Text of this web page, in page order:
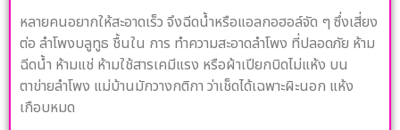
หลายคนอยากให้สะอาดเร็ว จึงฉีดน้ำหรือแอลกอฮอล์จัด ๆ ซึ่งเสี่ยง
ต่อ ลำโพงบลูทูธ ชื้นใน การ ทำความสะอาดลำโพง ที่ปลอดภัย ห้าม
ฉีดน้ำ ห้ามแช่ ห้ามใช้สารเคมีแรง หรือผ้าเปียกบิดไม่แห้ง บน
ตาข่ายลำโพง แม่บ้านมักวางกติกา ว่าเช็ดได้เฉพาะผิะนอก แห้ง
เกือบหมด